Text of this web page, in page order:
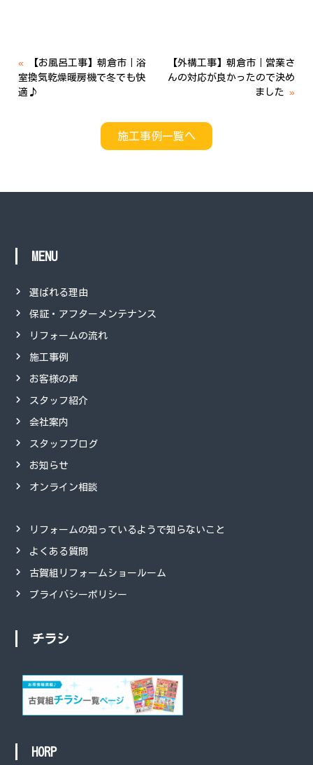
«
【お風呂工事】朝倉市｜浴
室換気乾燥暖房機で冬でも快
適♪
【外構工事】朝倉市｜営業さ
んの対応が良かったので決め
ました
»
施工事例一覧へ
MENU
選ばれる理由
保証・アフターメンテナンス
リフォームの流れ
施工事例
お客様の声
スタッフ紹介
会社案内
スタッフブログ
お知らせ
オンライン相談
リフォームの知っているようで知らないこと
よくある質問
古賀組リフォームショールーム
プライバシーポリシー
チラシ
HORP